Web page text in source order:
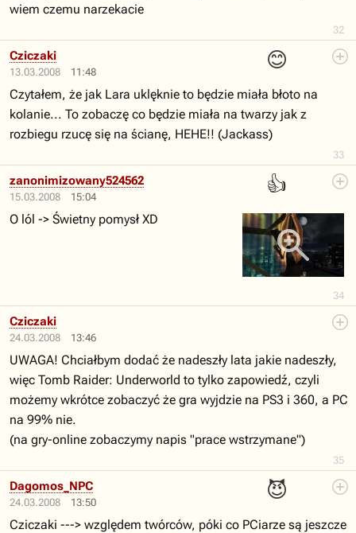
32
wiem czemu narzekacie
13.03.2008 11:48
😊
33
Cziczaki
Czytałem, że jak Lara uklęknie to będzie miała błoto na
kolanie... To zobaczę co będzie miała na twarzy jak z
rozbiegu rzucę się na ścianę, HEHE!! (Jackass)
15.03.2008 15:04
👍
34
zanonimizowany524562
O lól -> Świetny pomysł XD
24.03.2008 13:46
35
Cziczaki
UWAGA! Chciałbym dodać że nadeszły lata jakie nadeszły,
więc Tomb Raider: Underworld to tylko zapowiedź, czyli
możemy wkrótce zobaczyć że gra wyjdzie na PS3 i 360, a PC
na 99% nie.
(na gry-online zobaczymy napis "prace wstrzymane")
24.03.2008 13:50
😈
Dagomos_NPC
Cziczaki ---> względem twórców, póki co PCiarze są jeszcze